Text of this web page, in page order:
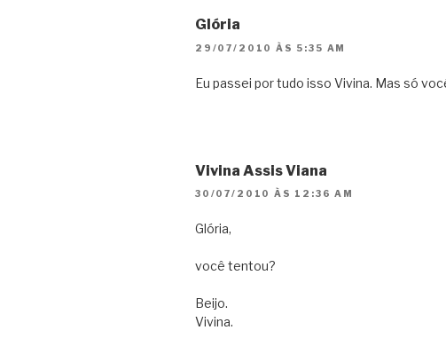
Glória
29/07/2010 ÀS 5:35 AM
Eu passei por tudo isso Vivina. Mas só
Vivina Assis Viana
30/07/2010 ÀS 12:36 AM
Glória,
você tentou?
Beijo.
Vivina.